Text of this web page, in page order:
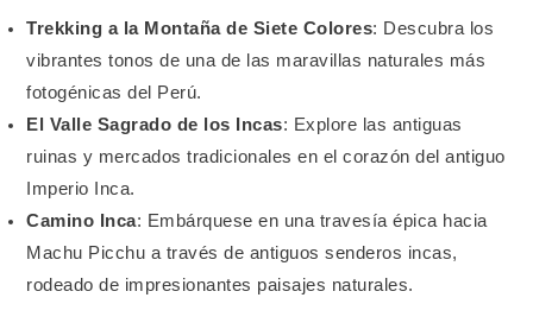
Trekking a la Montaña de Siete Colores: Descubra los
vibrantes tonos de una de las maravillas naturales más
fotogénicas del Perú.
El Valle Sagrado de los Incas: Explore las antiguas
ruinas y mercados tradicionales en el corazón del antiguo
Imperio Inca.
Camino Inca: Embárquese en una travesía épica hacia
Machu Picchu a través de antiguos senderos incas,
rodeado de impresionantes paisajes naturales.